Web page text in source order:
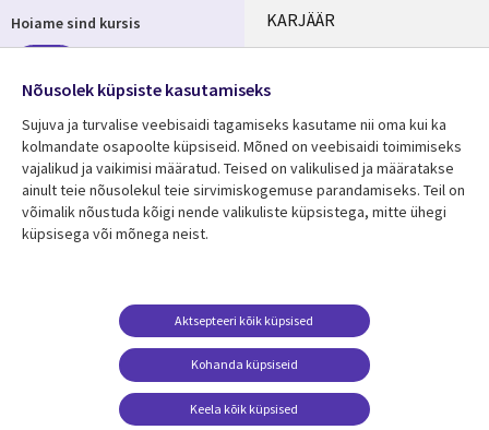
Useful
links
ESTONIA
KARJÄÄR
KONTORID
Ressursikeskus
Viimased uudised
Tugi
Legal
ESTONIA
Õigused
Privaatsus
Juurdepääs
Hoiame sind kursis
Jälgi meid
Social
Media
Nõusolek küpsiste kasutamiseks
Sujuva ja turvalise veebisaidi tagamiseks kasutame nii oma kui ka
kolmandate osapoolte küpsiseid. Mõned on veebisaidi toimimiseks
vajalikud ja vaikimisi määratud. Teised on valikulised ja määratakse
ainult teie nõusolekul teie sirvimiskogemuse parandamiseks. Teil on
võimalik nõustuda kõigi nende valikuliste küpsistega, mitte ühegi
küpsisega või mõnega neist.
Kohanda küpsiseid
Aktsepteeri kõik küpsised
Keela kõik küpsised